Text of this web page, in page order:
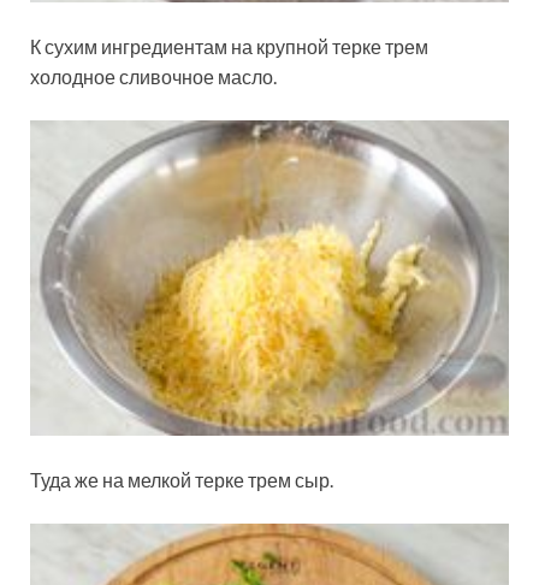
К сухим ингредиентам на крупной терке трем
холодное сливочное масло.
Туда же на мелкой терке трем сыр.